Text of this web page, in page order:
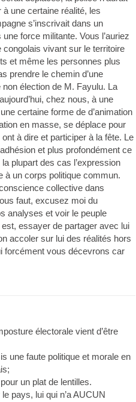
une certaine réalité, les
s’inscrivait dans un
force militante. Vous l’auriez
congolais vivant sur le territoire
et même les personnes plus
prendre le chemin d’une
élection de M. Fayulu. La
chez nous, à une
certaine forme de d’animation
en masse, se déplace pour
à dire et participer à la fête. Le
et plus profondément ce
plupart des cas l’expression
à un corps politique commun.
collective dans
faut, excusez moi du
analyses et voir le peuple
est, essayer de partager avec lui
accoler sur lui des réalités hors
forcément vous décevrons car
électorale vient d’être
une faute politique et morale en
un plat de lentilles.
pays, lui qui n’a AUCUN